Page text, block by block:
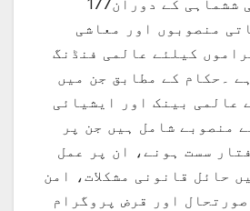
سکی ہے اور پہلی ششماہی کے دوران177
منصوبوں اور معاشی
کیلئے عالمی فنڈنگ
۔حکام کے مطابق جن میں
عالمی بینک اور ایشیائی
منصوبے شامل ہیں جن پر
سست ہونے، ان پر عمل
حائل قانونی مشکلات، امن
اور قرض پروگرام